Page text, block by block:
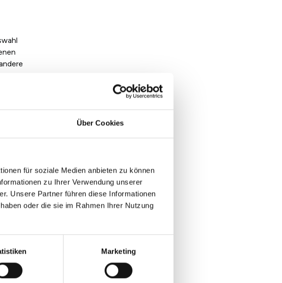
Über Cookies
für soziale Medien anbieten zu können
zu Ihrer Verwendung unserer
Unsere Partner führen diese Informationen
oder die sie im Rahmen Ihrer Nutzung
Marketing
viele
pro
Nadeln
kann